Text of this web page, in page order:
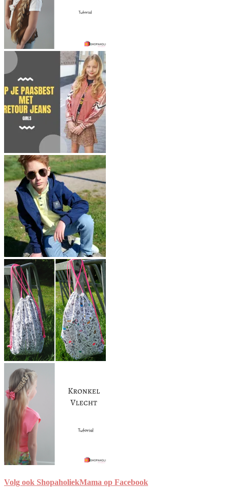
Volg ook ShopaholiekMama op Facebook